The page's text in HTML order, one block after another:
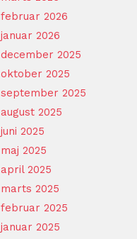
februar 2026
januar 2026
december 2025
oktober 2025
september 2025
august 2025
juni 2025
maj 2025
april 2025
marts 2025
februar 2025
januar 2025